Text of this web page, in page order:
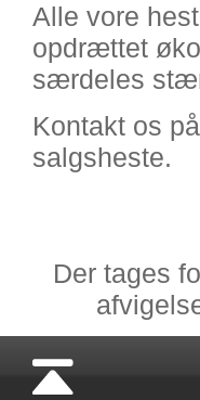
Alle vore
opdrættet
særdeles
Kontakt os
salgsheste.
Der tages